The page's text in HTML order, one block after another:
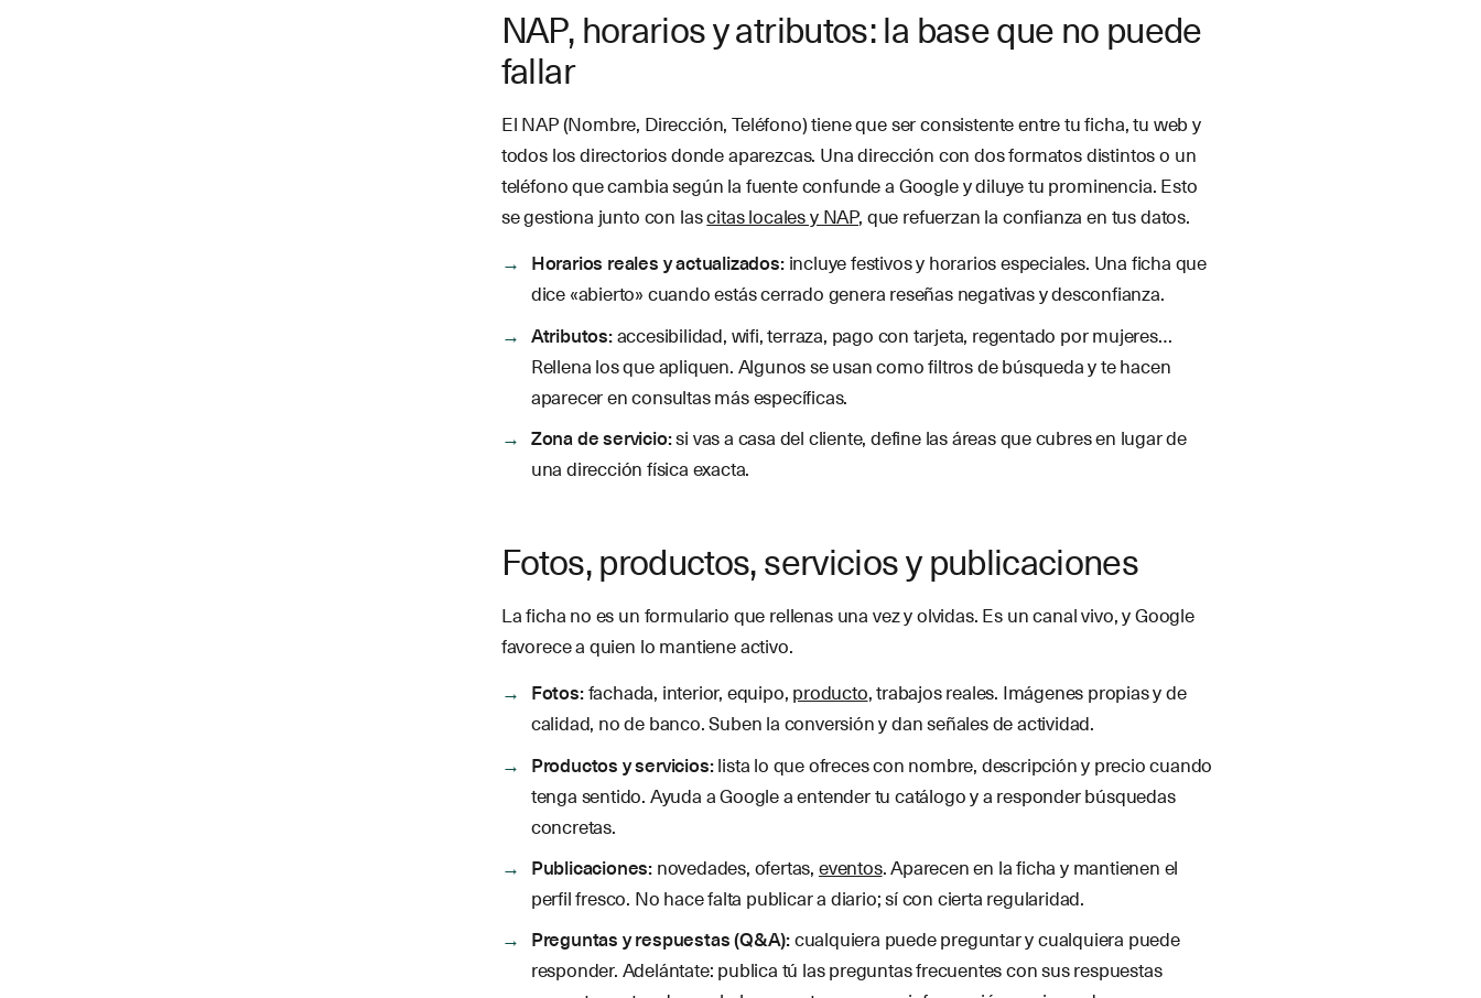
NAP, horarios y atributos: la base que no puede
fallar
El NAP (Nombre, Dirección, Teléfono) tiene que ser consistente entre tu ficha, tu web y
todos los directorios donde aparezcas. Una dirección con dos formatos distintos o un
teléfono que cambia según la fuente confunde a Google y diluye tu prominencia. Esto
se gestiona junto con lascitas locales y NAP, que refuerzan la confianza en tus datos.
Horarios reales y actualizados:incluye festivos y horarios especiales. Una ficha que
dice «abierto» cuando estás cerrado genera reseñas negativas y desconfianza.
Atributos:accesibilidad, wifi, terraza, pago con tarjeta, regentado por mujeres…
Rellena los que apliquen. Algunos se usan como filtros de búsqueda y te hacen
aparecer en consultas más específicas.
Zona de servicio:si vas a casa del cliente, define las áreas que cubres en lugar de
una dirección física exacta.
Fotos, productos, servicios y publicaciones
La ficha no es un formulario que rellenas una vez y olvidas. Es un canal vivo, y Google
favorece a quien lo mantiene activo.
Fotos:fachada, interior, equipo,producto, trabajos reales. Imágenes propias y de
calidad, no de banco. Suben la conversión y dan señales de actividad.
Productos y servicios:lista lo que ofreces con nombre, descripción y precio cuando
tenga sentido. Ayuda a Google a entender tu catálogo y a responder búsquedas
concretas.
Publicaciones:novedades, ofertas,eventos. Aparecen en la ficha y mantienen el
perfil fresco. No hace falta publicar a diario; sí con cierta regularidad.
Preguntas y respuestas (Q&A):cualquiera puede preguntar y cualquiera puede
responder. Adelántate: publica tú las preguntas frecuentes con sus respuestas